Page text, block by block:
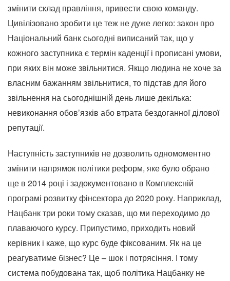
змінити склад правління, привести свою команду.
Цивілізовано зробити це теж не дуже легко: закон про
Національний банк сьогодні виписаний так, що у
кожного заступника є термін каденції і прописані умови,
при яких він може звільнитися. Якщо людина не хоче за
власним бажанням звільнитися, то підстав для його
звільнення на сьогоднішній день лише декілька:
невиконання обов’язків або втрата бездоганної ділової
репутації.
Наступність заступників не дозволить одномоментно
змінити напрямок політики реформ, яке було обрано
ще в 2014 році і задокументовано в Комплексній
програмі розвитку фінсектора до 2020 року. Наприклад,
Нацбанк три роки тому сказав, що ми переходимо до
плаваючого курсу. Припустимо, приходить новий
керівник і каже, що курс буде фіксованим. Як на це
реагуватиме бізнес? Це – шок і потрясіння. І тому
система побудована так, щоб політика Нацбанку не